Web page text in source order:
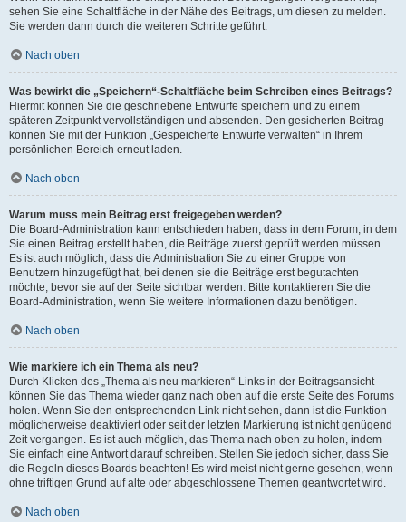
sehen Sie eine Schaltfläche in der Nähe des Beitrags, um diesen zu melden.
Sie werden dann durch die weiteren Schritte geführt.
Nach oben
Was bewirkt die „Speichern“-Schaltfläche beim Schreiben eines Beitrags?
Hiermit können Sie die geschriebene Entwürfe speichern und zu einem
späteren Zeitpunkt vervollständigen und absenden. Den gesicherten Beitrag
können Sie mit der Funktion „Gespeicherte Entwürfe verwalten“ in Ihrem
persönlichen Bereich erneut laden.
Nach oben
Warum muss mein Beitrag erst freigegeben werden?
Die Board-Administration kann entschieden haben, dass in dem Forum, in dem
Sie einen Beitrag erstellt haben, die Beiträge zuerst geprüft werden müssen.
Es ist auch möglich, dass die Administration Sie zu einer Gruppe von
Benutzern hinzugefügt hat, bei denen sie die Beiträge erst begutachten
möchte, bevor sie auf der Seite sichtbar werden. Bitte kontaktieren Sie die
Board-Administration, wenn Sie weitere Informationen dazu benötigen.
Nach oben
Wie markiere ich ein Thema als neu?
Durch Klicken des „Thema als neu markieren“-Links in der Beitragsansicht
können Sie das Thema wieder ganz nach oben auf die erste Seite des Forums
holen. Wenn Sie den entsprechenden Link nicht sehen, dann ist die Funktion
möglicherweise deaktiviert oder seit der letzten Markierung ist nicht genügend
Zeit vergangen. Es ist auch möglich, das Thema nach oben zu holen, indem
Sie einfach eine Antwort darauf schreiben. Stellen Sie jedoch sicher, dass Sie
die Regeln dieses Boards beachten! Es wird meist nicht gerne gesehen, wenn
ohne triftigen Grund auf alte oder abgeschlossene Themen geantwortet wird.
Nach oben